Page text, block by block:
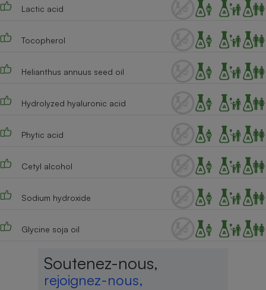
Lactic acid
Tocopherol
Helianthus annuus seed oil
Hydrolyzed hyaluronic acid
Phytic acid
Cetyl alcohol
Sodium hydroxide
Glycine soja oil
Soutenez-nous,
rejoignez-nous,